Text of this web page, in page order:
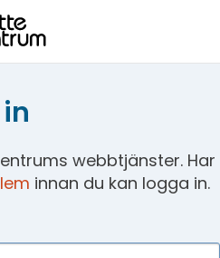
webbtjänster. Har
innan du kan logga in.